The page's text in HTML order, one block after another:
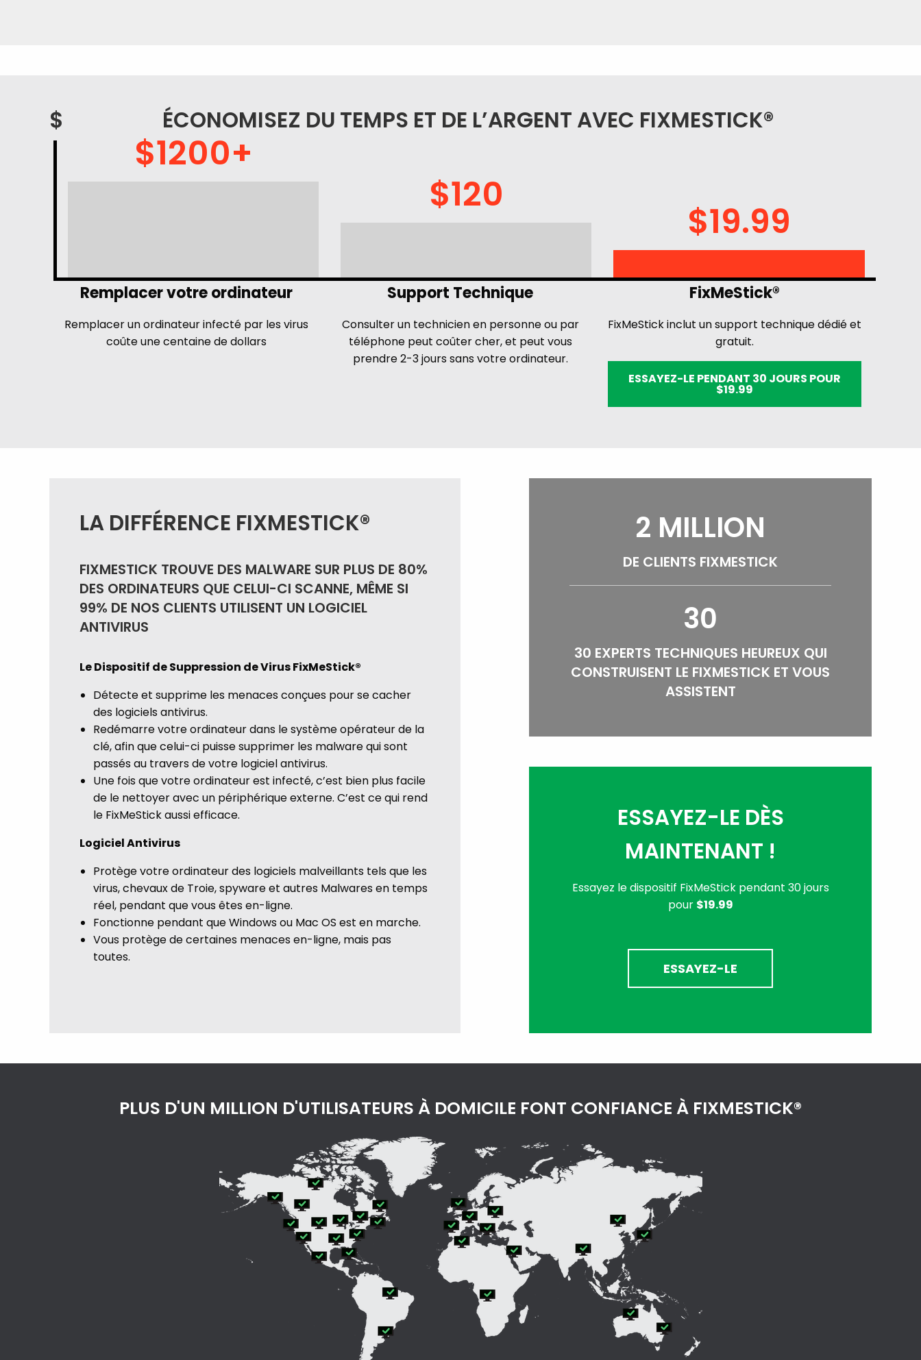
$ ÉCONOMISEZ DU TEMPS ET DE L’ARGENT AVEC FIXMESTICK®
$1200+
$120
$19.99
Remplacer votre ordinateur
Remplacer un ordinateur infecté par les virus
coûte une centaine de dollars
Support Technique
Consulter un technicien en personne ou par
téléphone peut coûter cher, et peut vous
prendre 2-3 jours sans votre ordinateur.
FixMeStick®
FixMeStick inclut un support technique dédié et
gratuit.
ESSAYEZ-LE PENDANT 30 JOURS POUR
$19.99
LA DIFFÉRENCE FIXMESTICK®
FIXMESTICK TROUVE DES MALWARE SUR PLUS DE 80%
DES ORDINATEURS QUE CELUI-CI SCANNE, MÊME SI
99% DE NOS CLIENTS UTILISENT UN LOGICIEL
ANTIVIRUS
Le Dispositif de Suppression de Virus FixMeStick®
Détecte et supprime les menaces conçues pour se cacher
des logiciels antivirus.
Redémarre votre ordinateur dans le système opérateur de la
clé, afin que celui-ci puisse supprimer les malware qui sont
passés au travers de votre logiciel antivirus.
Une fois que votre ordinateur est infecté, c’est bien plus facile
de le nettoyer avec un périphérique externe. C’est ce qui rend
le FixMeStick aussi efficace.
Logiciel Antivirus
Protège votre ordinateur des logiciels malveillants tels que les
virus, chevaux de Troie, spyware et autres Malwares en temps
réel, pendant que vous êtes en-ligne.
Fonctionne pendant que Windows ou Mac OS est en marche.
Vous protège de certaines menaces en-ligne, mais pas
toutes.
2 MILLION
DE CLIENTS FIXMESTICK
30
30 EXPERTS TECHNIQUES HEUREUX QUI
CONSTRUISENT LE FIXMESTICK ET VOUS
ASSISTENT
ESSAYEZ-LE DÈS
MAINTENANT !
Essayez le dispositif FixMeStick pendant 30 jours
pour $19.99
ESSAYEZ-LE
PLUS D'UN MILLION D'UTILISATEURS À DOMICILE FONT CONFIANCE À FIXMESTICK®